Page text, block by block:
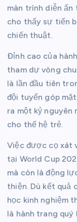
màn trình diễn
cho thấy sự tiến
chiến thuật.
Đỉnh cao của
tham dự vòng
là lần đầu tiên
đội tuyển góp
ra một kỷ nguyên
cho thế hệ trẻ.
Việc được cọ xát
tại World Cup
mà còn là động
thiện. Dù kết quả
học kinh nghiệm
là hành trang